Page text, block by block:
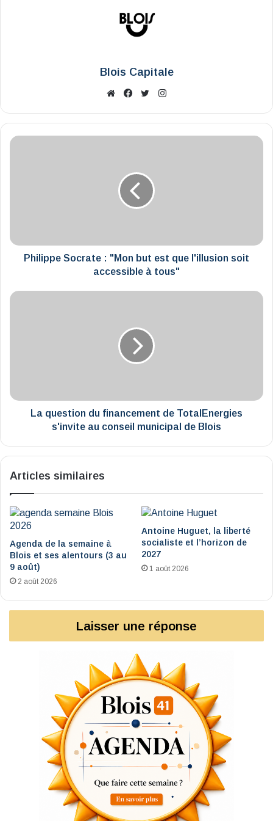
Blois Capitale
WebsiteFacebook
X
Philippe
soit
accessible
Philippe Socrate : "Mon but est que l'illusion soit
accessible à tous"
La
conseil
municipalLa question du financement de TotalEnergies
s'invite au conseil municipal de Blois
Articles similaires
Agenda de la semaine à
Blois et ses alentours (3 au
9 août)
2 août 2026
Antoine Huguet, la liberté
socialiste et l’horizon de
2027
1 août 2026
Laisser une réponse